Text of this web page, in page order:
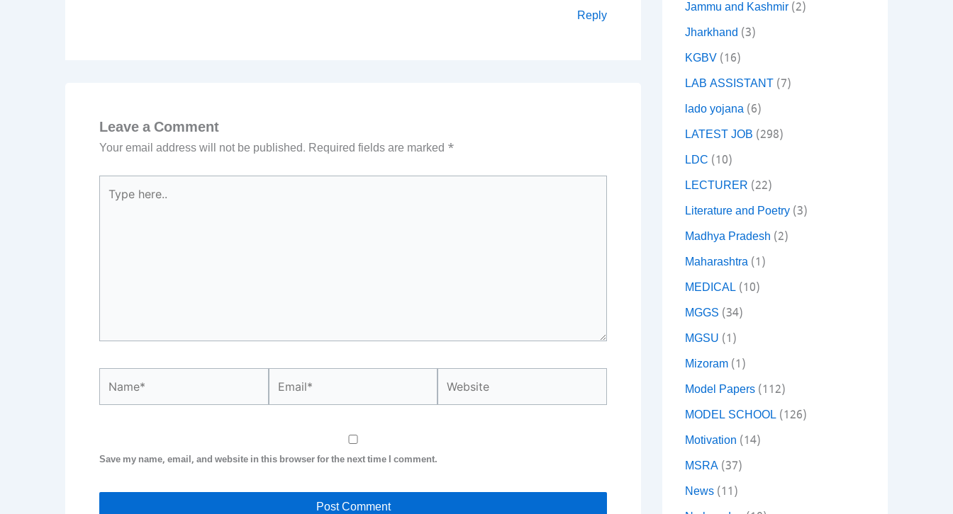
Reply
Leave a Comment
Your email address will not be published. Required fields are marked *
here..
Save my name, email, and website in this browser for the next time I comment.
Jammu and Kashmir (2)
Jharkhand (3)
KGBV (16)
LAB ASSISTANT (7)
lado yojana (6)
LATEST JOB (298)
LDC (10)
LECTURER (22)
Literature and Poetry (3)
Madhya Pradesh (2)
Maharashtra (1)
MEDICAL (10)
MGGS (34)
MGSU (1)
Mizoram (1)
Model Papers (112)
MODEL SCHOOL (126)
Motivation (14)
MSRA (37)
News (11)